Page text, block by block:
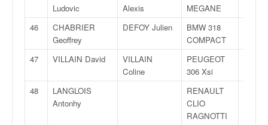
Ludovic
Alexis
MEGANE
46
CHABRIER
Geoffrey
DEFOY Julien
BMW 318
COMPACT
47
VILLAIN David
VILLAIN
Coline
PEUGEOT
306 Xsi
48
LANGLOIS
Antonhy
RENAULT
CLIO
RAGNOTTI